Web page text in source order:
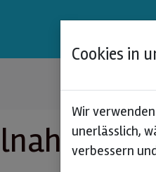
Cookies in
Wir
unerlässlich,
verbessern